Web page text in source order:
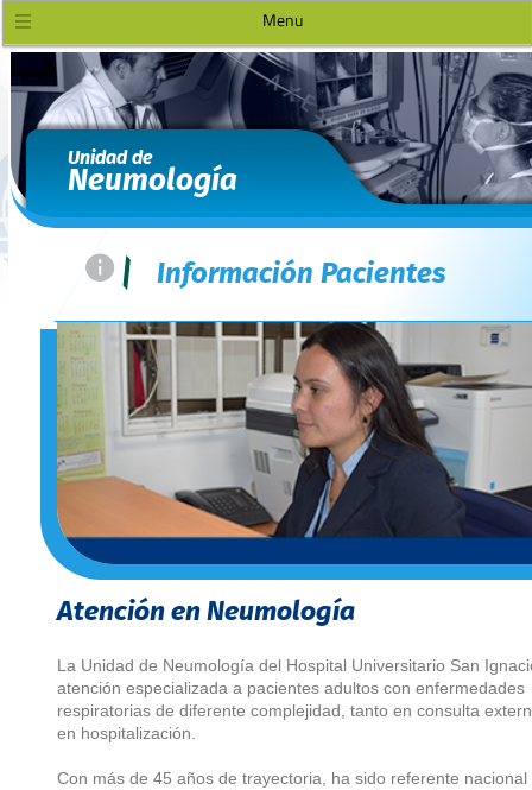
Menu
Unidad de
Neumología
= | Información Pacientes
Atención en Neumología
La Unidad de Neumología del Hospital Universitario San
atención especializada a pacientes adultos con enfermedades
respiratorias de diferente complejidad, tanto en consulta
en hospitalización.
Con más de 45 años de trayectoria, ha sido referente nacional